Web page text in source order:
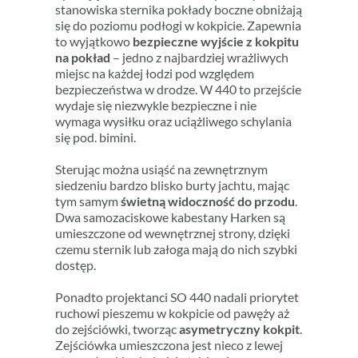
stanowiska sternika pokłady boczne obniżają
się do poziomu podłogi w kokpicie. Zapewnia
to wyjątkowobezpieczne wyjście z kokpitu
na pokład – jedno z najbardziej wrażliwych
miejsc na każdej łodzi pod względem
bezpieczeństwa w drodze. W 440 to przejście
wydaje się niezwykle bezpieczne i nie
wymaga wysiłku oraz uciążliwego schylania
się pod. bimini.
Sterując można usiąść na zewnętrznym
siedzeniu bardzo blisko burty jachtu, mając
tym samymświetną widoczność do przodu.
Dwa samozaciskowe kabestany Harken są
umieszczone od wewnętrznej strony, dzięki
czemu sternik lub załoga mają do nich szybki
dostęp.
Ponadto projektanci SO 440 nadali priorytet
ruchowi pieszemu w kokpicie od pawęży aż
do zejściówki, tworzącasymetryczny kokpit.
Zejściówka umieszczona jest nieco z lewej